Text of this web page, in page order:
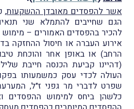
אשר להפסדים מאובדן ההשקעות,
הגם שחייבים להתמלא שני
להכיר בהפסדים האמורים – מימוש
אירוע העברה או חיסול ההחזקה
הרחב) או באופן אחר והוכחת
(דהיינו קביעת הכנסה חייבת
העולה לכדי עסק כמשמעותו
שפרט לדברי מר גפני ז"ל,
כלשהן ביחס למימוש ההפסדים